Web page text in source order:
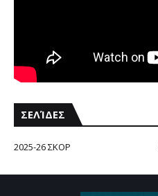
ΣΕΛΊΔΕΣ
2025-26 ΣΚΟΡ